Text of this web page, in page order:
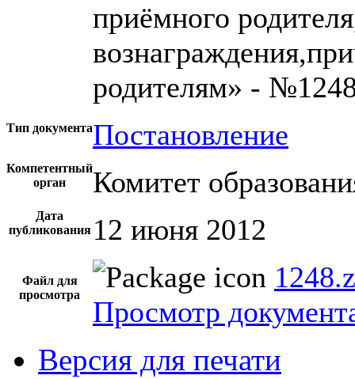
приёмного
родителям» -
Тип документаПостановление
Компетентный
орган
Комитет
Дата
публикования 12 июня 2012
Файл для
просмотра
Просмотр
Версия для печати